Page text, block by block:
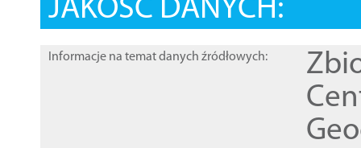
JAKOŚĆ DANYCH:
Informacje na temat danych źródłowych: